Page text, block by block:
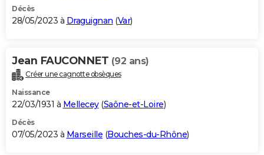
Décès
28/05/2023 à Draguignan (Var)
Jean FAUCONNET (92 ans)
Créer une cagnotte obsèques
Naissance
22/03/1931 à Mellecey(Saône-et-Loire)
Décès
07/05/2023 à Marseille (Bouches-du-Rhône)